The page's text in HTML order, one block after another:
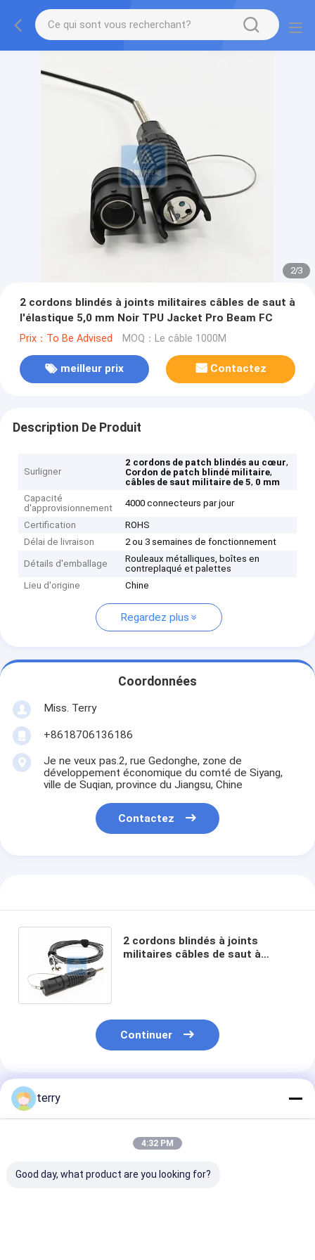
2/3
2 cordons blindés à joints militaires câbles de saut à
l'élastique 5,0 mm Noir TPU Jacket Pro Beam FC
Prix：To Be Advised MOQ：Le câble 1000M
meilleur prix Contactez
Description De Produit
Surligner
2 cordons de patch blindés au cœur,
Cordon de patch blindé militaire,
câbles de saut militaire de 5, 0 mm
Capacité
d'approvisionnement
4000 connecteurs par jour
Certification
ROHS
Délai de livraison
2 ou 3 semaines de fonctionnement
Détails d'emballage
Rouleaux métalliques, boîtes en
contreplaqué et palettes
Lieu d'origine
Chine
Regardez plus
Coordonnées
Miss. Terry
+8618706136186
Je ne veux pas.2, rue Gedonghe, zone de
développement économique du comté de Siyang,
ville de Suqian, province du Jiangsu, Chine
Contactez
2 cordons blindés à joints
militaires câbles de saut à
Continuer
Produits Recommandés
terry
4:32 PM
Good day, what product are you looking for?